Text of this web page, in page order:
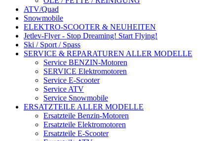
ATV/Quad
Snowmobile
ELEKTRO-SCOOTER & NEUHEITEN
Jetlev-Flyer - Stop Dreaming! Start Flying!
Ski / Sport / Spass
SERVICE & REPARATUREN ALLER MODELLE
Service BENZIN-Motoren
SERVICE Elektromotoren
Service E-Scooter
Service ATV
Service Snowmobile
ERSATZTEILE ALLER MODELLE
Ersatzteile Benzin-Motoren
Ersatzteile Elektromotoren
Ersatzteile E-Scooter